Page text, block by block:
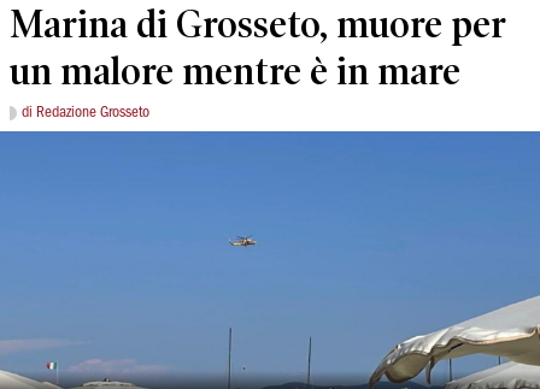
Marina di Grosseto, muore per
un malore mentre è in mare
di Redazione Grosseto